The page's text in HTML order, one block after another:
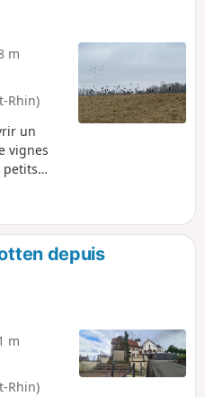
m
Rhin)
un
vignes
petits
depuis
m
Rhin)